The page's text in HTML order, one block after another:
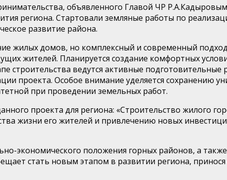
объявленного Главой ЧР Р.А.Кадыровым
региона. Стартовали земляные работы по
развитие района.
жилых домов, но комплексный и современный
жителей. Планируется создание комфортных
строительства ведутся активные подготовительные
проекта. Особое внимание уделяется сохранению
при проведении земельных работ.
проекта для региона: «Строительство жилого
жизни его жителей и привлечению новых
экономического положения горных районов, а
стать новым этапом в развитии региона, принося